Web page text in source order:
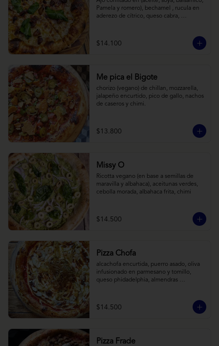
Pamela y romero), bechamel , rucula en
aderezo de cítrico, queso cabra,
$14.100
Me pica el Bigote
chorizo (vegano) de chillan, mozzarella,
jalapeño encurtido, pico de gallo, nachos
de caseros y chimi.
$13.800
Missy O
Ricotta vegano (en base a semillas de
maravilla y albahaca), aceitunas verdes,
cebolla morada, albahaca frita, chimi
$14.500
Pizza Chofa
alcachofa encurtida, puerro asado, oliva
infusionado en parmesano y tomillo,
queso phidadelphia, almendras
$14.500
Pizza Frade